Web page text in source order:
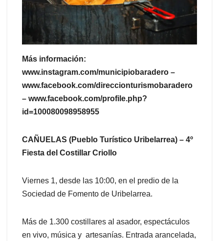
Más información:
www.instagram.com/municipiobaradero –
www.facebook.com/direccionturismobaradero
– www.facebook.com/profile.php?
id=100080098958955
CAÑUELAS (Pueblo Turístico Uribelarrea) – 4º
Fiesta del Costillar Criollo
Viernes 1, desde las 10:00, en el predio de la
Sociedad de Fomento de Uribelarrea.
Más de 1.300 costillares al asador, espectáculos
en vivo, música y artesanías. Entrada arancelada,